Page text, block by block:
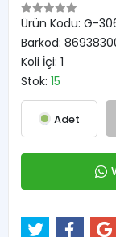
Ürün Kodu: G-
Barkod:
Koli İçi: 1
Stok: 15
Adet